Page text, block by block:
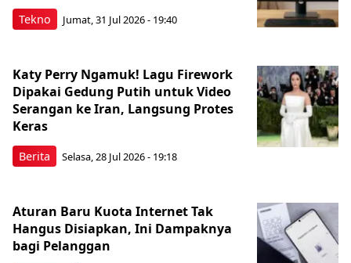
Tekno Jumat, 31 Jul 2026 - 19:40
Berita
Katy Perry Ngamuk! Lagu Firework
Dipakai Gedung Putih untuk Video
Serangan ke Iran, Langsung Protes
Keras
Selasa, 28 Jul 2026 - 19:18
Aturan Baru Kuota Internet Tak
Hangus Disiapkan, Ini Dampaknya
bagi Pelanggan